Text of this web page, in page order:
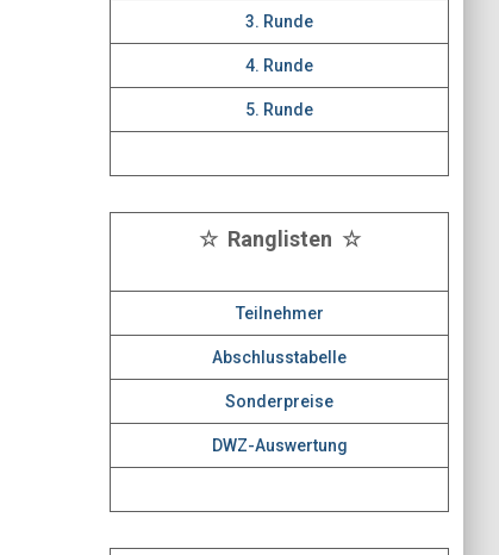
3. Runde
4. Runde
5. Runde
☆ Ranglisten ☆
Teilnehmer
Abschlusstabelle
Sonderpreise
DWZ-Auswertung